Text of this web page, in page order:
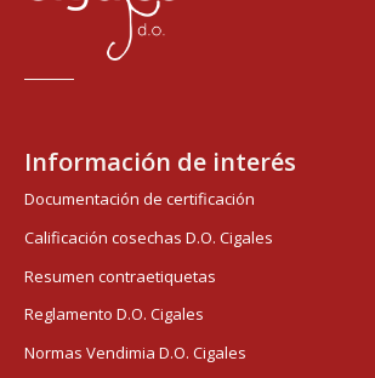
Información de interés
Documentación de certificación
Calificación cosechas D.O. Cigales
Resumen contraetiquetas
Reglamento D.O. Cigales
Normas Vendimia D.O. Cigales